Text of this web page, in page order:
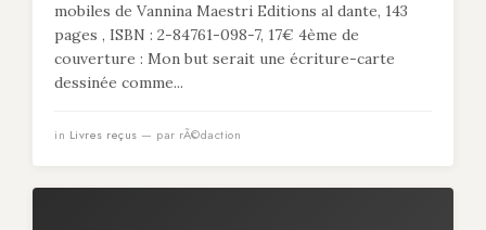
mobiles de Vannina Maestri Editions al dante, 143
pages , ISBN : 2-84761-098-7, 17€ 4ème de
couverture : Mon but serait une écriture-carte
dessinée comme...
in Livres reçus — par rÃ©daction